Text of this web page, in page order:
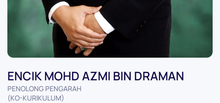
ENCIK MOHD AZMI BIN DRAMAN
PENOLONG PENGARAH
(KO-KURIKULUM)